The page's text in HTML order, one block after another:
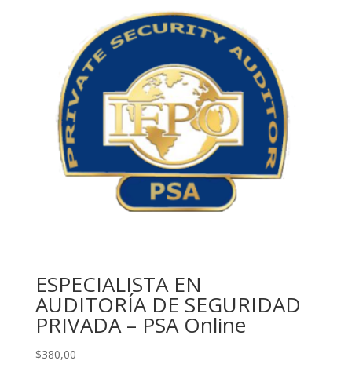
ESPECIALISTA EN
AUDITORÍA DE SEGURIDAD
PRIVADA – PSA Online
$380,00